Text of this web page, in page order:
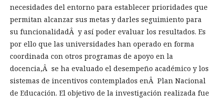
necesidades del entorno para establecer prioridades que
permitan alcanzar sus metas y darles seguimiento para
su funcionalidadÂ y así poder evaluar los resultados. Es
por ello que las universidades han operado en forma
coordinada con otros programas de apoyo en la
docencia,Â se ha evaluado el desempeño académico y los
sistemas de incentivos contemplados enÂ Plan Nacional
de Educación. El objetivo de la investigación realizada fue